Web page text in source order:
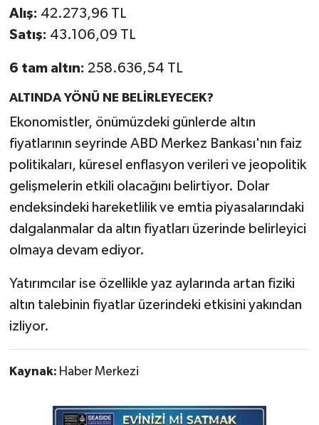
Alış: 42.273,96 TL
Satış: 43.106,09 TL
6 tam altın: 258.636,54 TL
ALTINDA YÖNÜ NE BELİRLEYECEK?
Ekonomistler, önümüzdeki günlerde altın
fiyatlarının seyrinde ABD Merkez Bankası'nın faiz
politikaları, küresel enflasyon verileri ve jeopolitik
gelişmelerin etkili olacağını belirtiyor. Dolar
endeksindeki hareketlilik ve emtia piyasalarındaki
dalgalanmalar da altın fiyatları üzerinde belirleyici
olmaya devam ediyor.
Yatırımcılar ise özellikle yaz aylarında artan fiziki
altın talebinin fiyatlar üzerindeki etkisini yakından
izliyor.
Kaynak: Haber Merkezi